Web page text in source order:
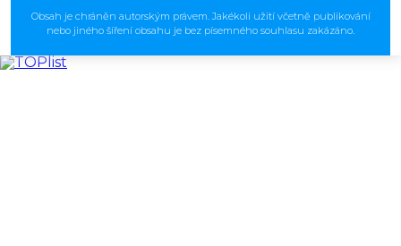
Obsah je chráněn autorským právem. Jakékoli užití včetně publikování
nebo jiného šíření obsahu je bez písemného souhlasu zakázáno.